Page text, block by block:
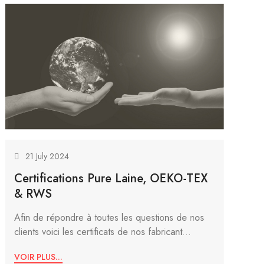
21 July 2024
Certifications Pure Laine, OEKO-TEX
& RWS
Afin de répondre à toutes les questions de nos
clients voici les certificats de nos fabricant...
VOIR PLUS...